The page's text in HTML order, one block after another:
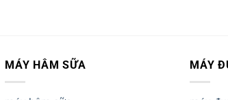
MÁY HÂM SỮA MÁY